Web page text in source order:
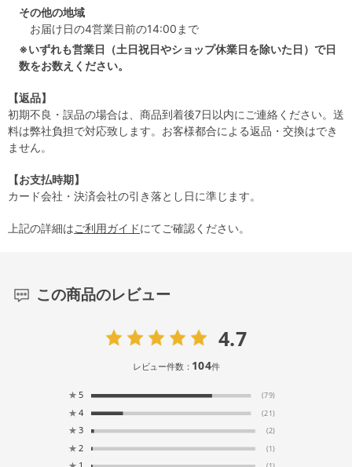
その他の地域
お届け日の4営業日前の14:00まで
※いずれも営業日（土日祝日やショップ休業日を除いた日）で日
数をお数えください。
【返品】
初期不良・誤品の場合は、商品到着後7日以内にご連絡ください。送
料は弊社負担で対応致します。お客様都合による返品・交換はでき
ません。
【お支払時期】
カード会社・決済会社の引き落とし日に準じます。
上記の詳細はご利用ガイドにてご確認ください。
この商品のレビュー
4.7
レビュー件数： 104件
★ 5 (79)
★ 4 (21)
★ 3 (2)
★ 2 (1)